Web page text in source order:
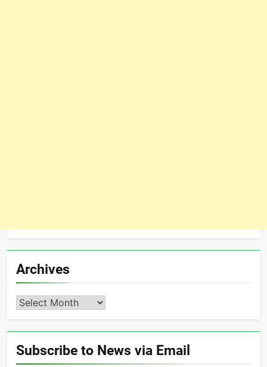
Archives
Archives
Subscribe to News via Email